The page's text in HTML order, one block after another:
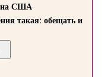
на США
такая: обещать и